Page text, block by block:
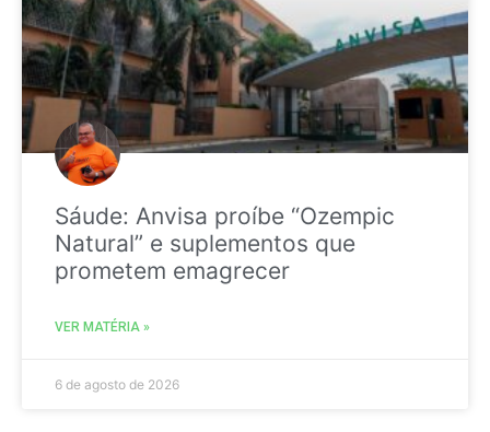
Sáude: Anvisa proíbe “Ozempic
Natural” e suplementos que
prometem emagrecer
VER MATÉRIA »
6 de agosto de 2026